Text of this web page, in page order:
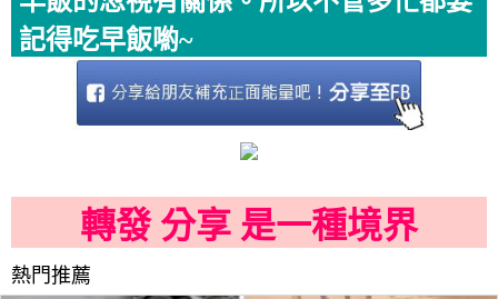
記得吃早飯喲~
轉發 分享 是一種境界
熱門推薦